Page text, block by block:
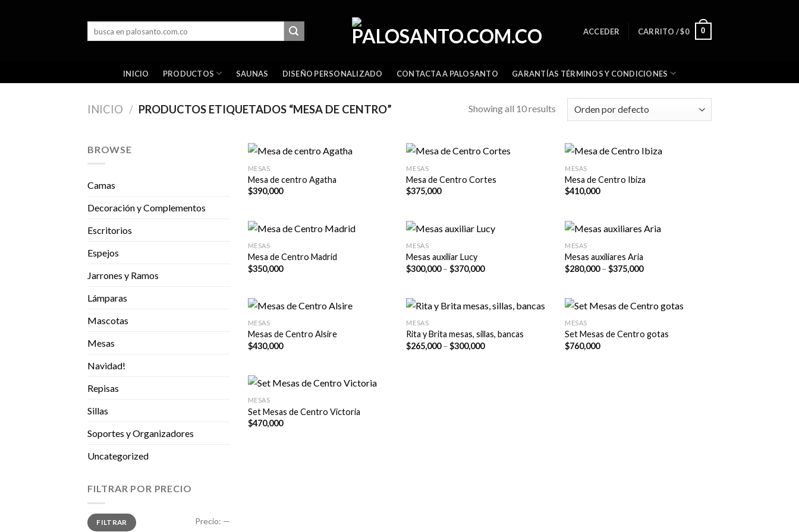
ACCEDER CARRITO /$0 0
INICIO PRODUCTOS SAUNAS DISEÑO PERSONALIZADO CONTACTA A PALOSANTO GARANTÍAS TÉRMINOS Y CONDICIONES
INICIO / PRODUCTOS ETIQUETADOS “MESA DE CENTRO” Showing all 10 results
BROWSE
Camas
Decoración y Complementos
Escritorios
Espejos
Jarrones y Ramos
Lámparas
Mascotas
Mesas
Navidad!
Repisas
Sillas
Soportes y Organizadores
Uncategorized
FILTRAR POR PRECIO
Precio
mínimo
Precio
máximo
FILTRAR Precio: —
MESAS
Mesa de centro Agatha
$390,000
MESAS
Mesa de Centro Cortes
$375,000
MESAS
Mesa de Centro Ibiza
$410,000
MESAS
Mesa de Centro Madrid
$350,000
MESAS
Mesas auxiliar Lucy
$300,000 – $370,000Price
$370,000
MESAS
Mesas auxiliares Aria
$280,000 – $375,000Price
$375,000
MESAS
Mesas de Centro Alsire
$430,000
MESAS
Rita y Brita mesas, sillas, bancas
$265,000 – $300,000Price
MESAS
Set Mesas de Centro gotas
$760,000
MESAS
Set Mesas de Centro Victoria
$470,000